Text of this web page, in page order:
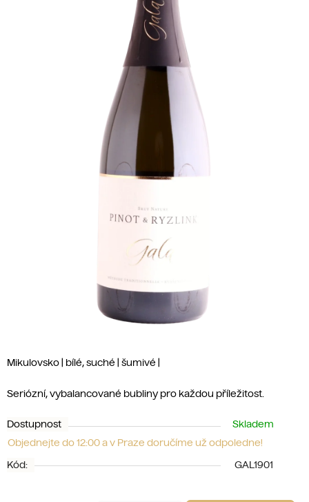
Mikulovsko | bílé, suché | šumivé |
Seriózní, vybalancované bubliny pro každou příležitost.
Dostupnost
Skladem
Objednejte do 12:00 a v Praze doručíme už odpoledne!
Kód:
GAL1901